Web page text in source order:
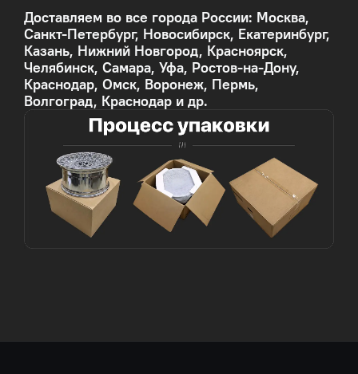
Доставляем во все города России: Москва,
Санкт-Петербург, Новосибирск, Екатеринбург,
Казань, Нижний Новгород, Красноярск,
Челябинск, Самара, Уфа, Ростов-на-Дону,
Краснодар, Омск, Воронеж, Пермь,
Волгоград, Краснодар и др.